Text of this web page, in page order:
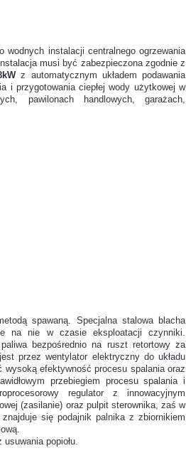
instalacji centralnego ogrzewania
musi być zabezpieczona zgodnie z
z automatycznym układem podawania
i przygotowania ciepłej wody użytkowej w
pawilonach handlowych, garażach,
spawaną. Specjalna stalowa blacha
na nie w czasie eksploatacji czynniki.
bezpośrednio na ruszt retortowy za
przez wentylator elektryczny do układu
efektywność procesu spalania oraz
przebiegiem procesu spalania i
regulator z innowacyjnym
(zasilanie) oraz pulpit sterownika, zaś w
się podajnik palnika z zbiornikiem
popiołu.